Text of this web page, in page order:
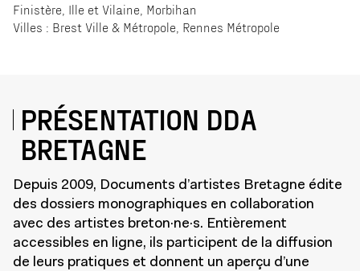
Finistère, Ille et Vilaine, Morbihan
Villes : Brest Ville & Métropole, Rennes Métropole
PRÉSENTATION DDA
BRETAGNE
Depuis 2009, Documents d’artistes Bretagne édite
des dossiers monographiques en collaboration
avec des artistes breton·ne·s. Entièrement
accessibles en ligne, ils participent de la diffusion
de leurs pratiques et donnent un aperçu d’une